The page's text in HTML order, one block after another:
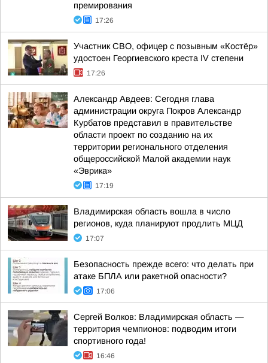
премирования
17:26
Участник СВО, офицер с позывным «Костёр»
удостоен Георгиевского креста IV степени
17:26
Александр Авдеев: Сегодня глава
администрации округа Покров Александр
Курбатов представил в правительстве
области проект по созданию на их
территории регионального отделения
общероссийской Малой академии наук
«Эврика»
17:19
Владимирская область вошла в число
регионов, куда планируют продлить МЦД
17:07
Безопасность прежде всего: что делать при
атаке БПЛА или ракетной опасности?
17:06
Сергей Волков: Владимирская область —
территория чемпионов: подводим итоги
спортивного года!
16:46